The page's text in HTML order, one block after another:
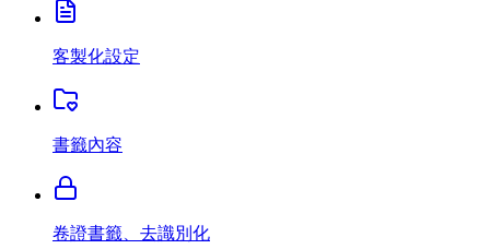
客製化設定
書籤內容
卷證書籤、去識別化